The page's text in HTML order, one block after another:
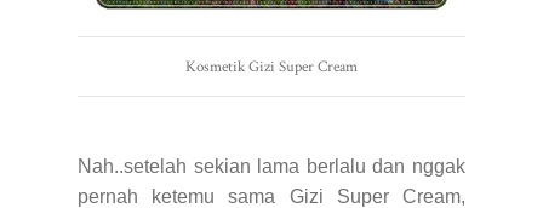
Kosmetik Gizi Super Cream
Nah..setelah sekian lama berlalu dan nggak
pernah ketemu sama Gizi Super Cream,